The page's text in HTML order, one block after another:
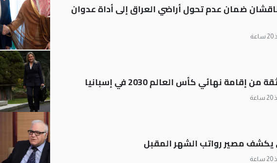
ضمان عدم تحول أراضي العراق إلى أداة عدوان
إقامة نهائي كأس العالم 2030 في إسبانيا
مصير رواتب الشهر المقبل